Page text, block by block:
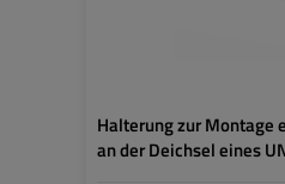
Halterung zur Montage
an der Deichsel eines